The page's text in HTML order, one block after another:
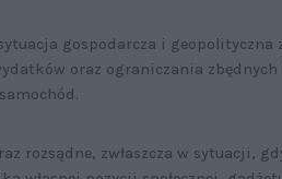
gospodarcza i geopolityczna
oraz ograniczania zbędnych
rozsądne, zwłaszcza w sytuacji,